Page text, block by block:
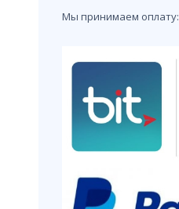
Мы принимаем оплату: